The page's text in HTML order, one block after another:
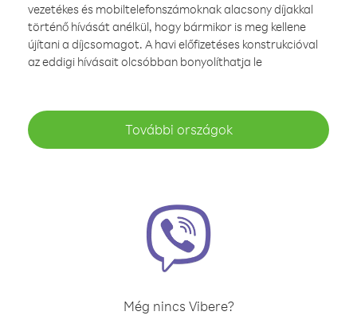
vezetékes és mobiltelefonszámoknak alacsony díjakkal
történő hívását anélkül, hogy bármikor is meg kellene
újítani a díjcsomagot. A havi előfizetéses konstrukcióval
az eddigi hívásait olcsóbban bonyolíthatja le
További országok
Még nincs Vibere?